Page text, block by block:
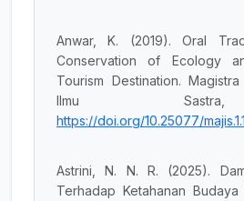
Anwar, K. (2019). Oral
Conservation of Ecology
Tourism Destination.
Ilmu
https://doi.org/10.25077/
Astrini, N. N. R. (2025).
Terhadap Ketahanan Budaya